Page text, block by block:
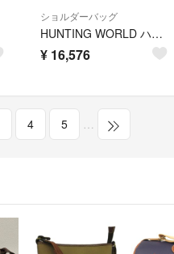
ショルダーバッグ
HUNTING WORLD ハンティングワールド ネイビー シルバー金具 キャンバス /レザー ショルダーバッグ メッセンジャーバッグ メンズ 602775 【中古】
¥ 16,576
4 5 …